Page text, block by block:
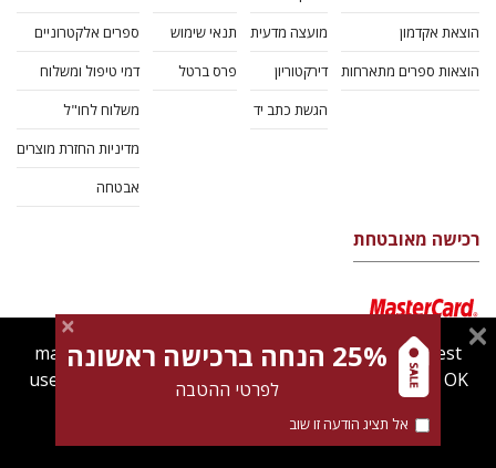
הוצאת אקדמון
הוצאות ספרים מתארחות
מועצה מדעית
דירקטוריון
הגשת כתב יד
תנאי שימוש
פרס ברטל
ספרים אלקטרוניים
דמי טיפול ומשלוח
משלוח לחו"ל
מדיניות החזרת מוצרים
אבטחה
רכישה מאובטחת
magnespress.co.il uses cookies to give you the best
user experience. Using this website means you're OK
Find out more about ourcookies policy
25% הנחה ברכישה ראשונה
לפרטי ההטבה
אל תציג הודעה זו שוב